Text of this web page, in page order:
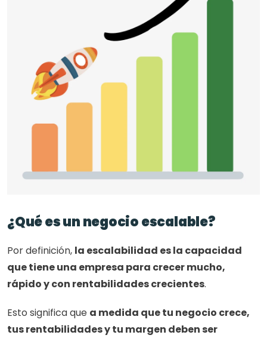
¿Qué es un negocio escalable?
Por definición, la escalabilidad es la capacidad
que tiene una empresa para crecer mucho,
rápido y con rentabilidades crecientes.
Esto significa que a medida que tu negocio crece,
tus rentabilidades y tu margen deben ser